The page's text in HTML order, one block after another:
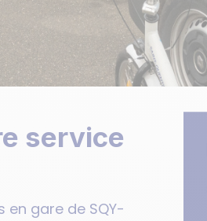
service
en gare de SQY-